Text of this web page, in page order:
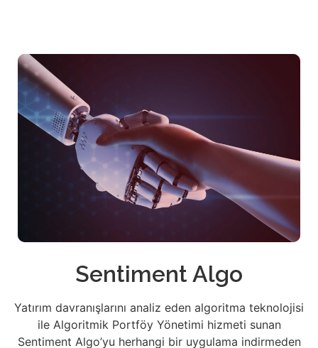
Sentiment Algo
Yatırım davranışlarını analiz eden algoritma teknolojisi
ile Algoritmik Portföy Yönetimi hizmeti sunan
Sentiment Algo’yu herhangi bir uygulama indirmeden